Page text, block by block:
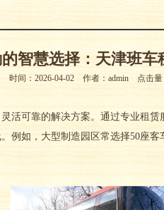
智慧选择：天津班车
时间：2026-04-02 作者：admin 点击量
活可靠的解决方案。通过专业租
例如，大型制造园区常选择50座